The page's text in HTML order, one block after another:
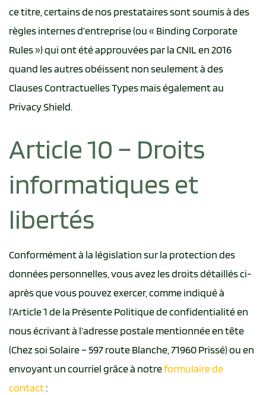
ce titre, certains de nos prestataires sont soumis à des
règles internes d’entreprise (ou « Binding Corporate
Rules ») qui ont été approuvées par la CNIL en 2016
quand les autres obéissent non seulement à des
Clauses Contractuelles Types mais également au
Privacy Shield.
Article 10 – Droits
informatiques et
libertés
Conformément à la législation sur la protection des
données personnelles, vous avez les droits détaillés ci-
après que vous pouvez exercer, comme indiqué à
l’Article 1 de la Présente Politique de confidentialité en
nous écrivant à l’adresse postale mentionnée en tête
(Chez soi Solaire – 597 route Blanche, 71960 Prissé) ou en
envoyant un courriel grâce à notreformulaire de
contact: